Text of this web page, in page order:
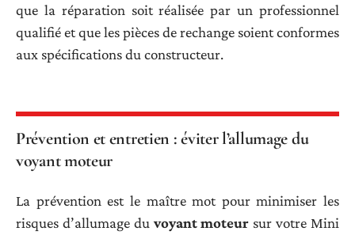
que la réparation soit réalisée par un professionnel
qualifié et que les pièces de rechange soient conformes
aux spécifications du constructeur.
Prévention et entretien : éviter l’allumage du
voyant moteur
La prévention est le maître mot pour minimiser les
risques d’allumage du voyant moteur sur votre Mini